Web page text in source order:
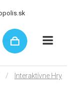
/ Interaktívne Hry